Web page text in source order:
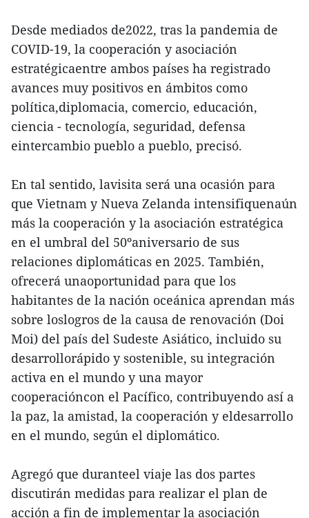
Desde mediados de2022, tras la pandemia de
COVID-19, la cooperación y asociación
estratégicaentre ambos países ha registrado
avances muy positivos en ámbitos como
política,diplomacia, comercio, educación,
ciencia - tecnología, seguridad, defensa
eintercambio pueblo a pueblo, precisó.
En tal sentido, lavisita será una ocasión para
que Vietnam y Nueva Zelanda intensifiquenaún
más la cooperación y la asociación estratégica
en el umbral del 50ºaniversario de sus
relaciones diplomáticas en 2025. También,
ofrecerá unaoportunidad para que los
habitantes de la nación oceánica aprendan más
sobre loslogros de la causa de renovación (Doi
Moi) del país del Sudeste Asiático, incluido su
desarrollorápido y sostenible, su integración
activa en el mundo y una mayor
cooperacióncon el Pacífico, contribuyendo así a
la paz, la amistad, la cooperación y eldesarrollo
en el mundo, según el diplomático.
Agregó que duranteel viaje las dos partes
discutirán medidas para realizar el plan de
acción a fin de implementar la asociación